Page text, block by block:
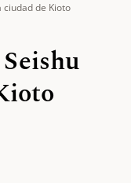
ciudad de Kioto